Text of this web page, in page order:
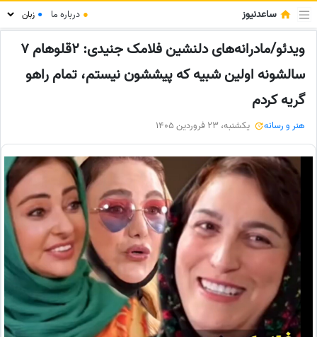
ساعدنیوز ● درباره ما ●
ویدئو/مادرانه‌های دلنشین فلامک جنیدی: 2قلوهام 7
سالشونه اولین شبیه که پیششون نیستم، تمام راهو
گریه کردم
هنر و رسانه یکشنبه، 23 فروردین 1405